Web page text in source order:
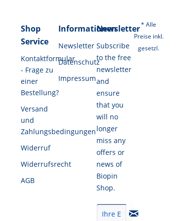
Shop
Service
Kontaktformular
- Frage zu
einer
Bestellung?
Versand
und
Zahlungsbedingungen
Widerruf
Widerrufsrecht
AGB
Informationen
Newsletter
Datenschutz
Impressum
Newsletter
Subscribe
to the free
newsletter
and
ensure
that you
will no
longer
miss any
offers or
news of
Biopin
Shop.
* Alle
Preise inkl.
gesetzl.